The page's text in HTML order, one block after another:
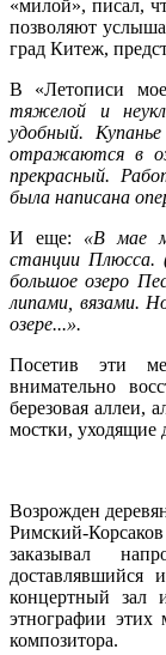
«милой», писал,
позволяют
град Китеж,
В «Летописи
тяжелой и
удобный.
отражаются в
прекрасный.
была написана
И еще: «В мае
станции Плюсса.
большое озеро
липами, вязами.
озере...».
Посетив эти
внимательно
березовая аллеи,
мостки, уходящие
Возрожден
Римский-
заказывал
доставлявшийся
концертный зал
этнографии этих
композитора.